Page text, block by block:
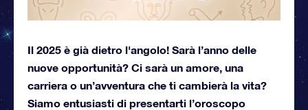
Il 2025 è già dietro l'angolo! Sarà l’anno delle
nuove opportunità? Ci sarà un amore, una
carriera o un’avventura che ti cambierà la vita?
Siamo entusiasti di presentarti l’oroscopo